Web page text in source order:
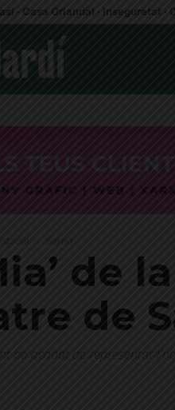
· Casa Orlandai · Inseguretat ·
de
de
ha acabat de representar